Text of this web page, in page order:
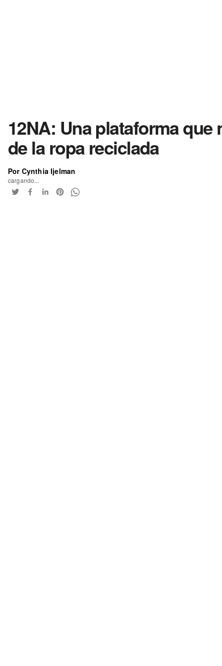
12NA: Una plataforma que
de la ropa reciclada
Por Cynthia Ijelman
cargando...